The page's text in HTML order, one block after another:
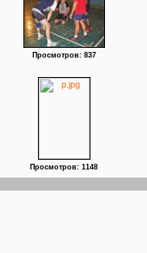
Просмотров: 837
Просмотров: 1148